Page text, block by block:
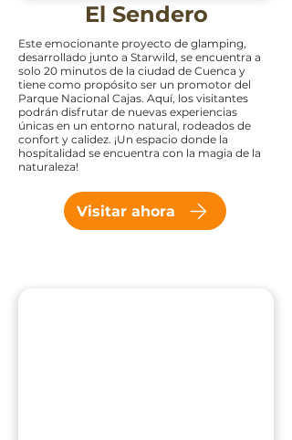
El Sendero
Este emocionante proyecto de glamping,
desarrollado junto a Starwild, se encuentra a
solo 20 minutos de la ciudad de Cuenca y
tiene como propósito ser un promotor del
Parque Nacional Cajas. Aquí, los visitantes
podrán disfrutar de nuevas experiencias
únicas en un entorno natural, rodeados de
confort y calidez. ¡Un espacio donde la
hospitalidad se encuentra con la magia de la
naturaleza!
Visitar ahora